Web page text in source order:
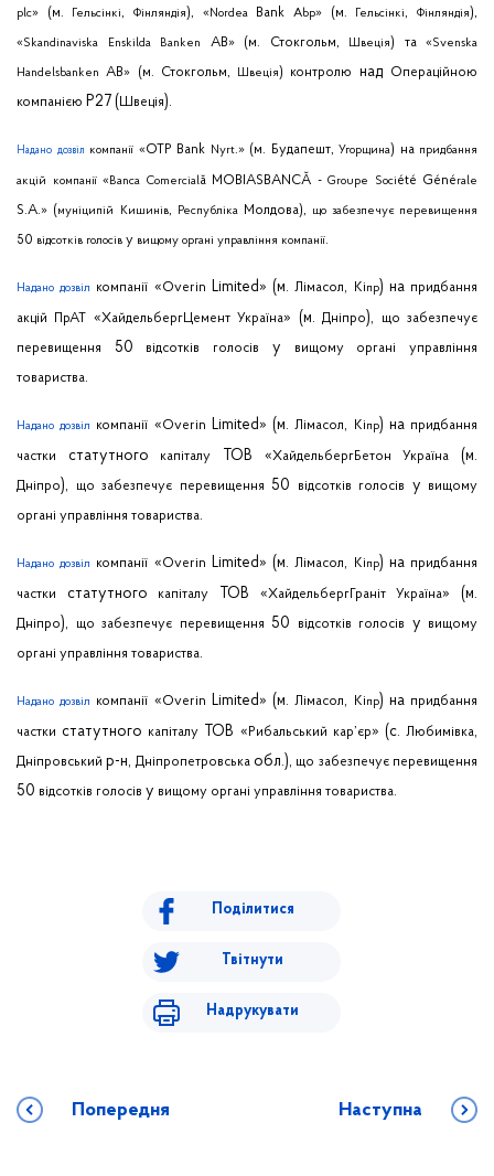
plc» (м. Гельсінкі,Фінляндія), « Nordea Bank Abp» (м. Гельсінкі,Фінляндія),
«Skandinaviska Enskilda Banken AB» (м. Стокгольм, Швеція) та«Svenska
Handelsbanken AB» (м. Стокгольм, Швеція) контролю над Операційною
компанією P27 ( Швеція).
Надано дозвіл компанії «OTP Bank Nyrt.» (м. Будапешт, Угорщина) на придбання
акцій компанії« Banca Comercială MOBIASBANCĂ - Groupe Société Générale
S.A.» (муніципій Кишинів, Республіка Молдова), що забезпечує перевищення
50 відсотків голосів у вищому органі управління компанії.
Надано дозвіл компанії «Overin Limited» (м.Лімасол, Кіпр) на придбання
акцій ПрАТ «ХайдельбергЦемент Україна» (м.Дніпро), що забезпечує
перевищення 50 відсотків голосів у вищому органі управління
товариства.
Надано дозвіл компанії «Overin Limited» (м.Лімасол, Кіпр) на придбання
частки статутного капіталу ТОВ «ХайдельбергБетон Україна (м.
Дніпро), що забезпечує перевищення 50 відсотків голосів у вищому
органі управління товариства.
Надано дозвіл компанії «Overin Limited» (м.Лімасол, Кіпр) на придбання
частки статутного капіталу ТОВ «ХайдельбергГраніт Україна» (м.
Дніпро), що забезпечує перевищення 50 відсотків голосів у вищому
органі управління товариства.
Надано дозвіл компанії «Overin Limited» (м.Лімасол, Кіпр) на придбання
частки статутного капіталу ТОВ « Рибальський кар’єр» (с.Любимівка,
Дніпровський р-н, Дніпропетровська обл.), що забезпечує перевищення
50 відсотків голосів у вищому органі управління товариства.
Поділитися
Твітнути
Надрукувати
Попередня Наступна